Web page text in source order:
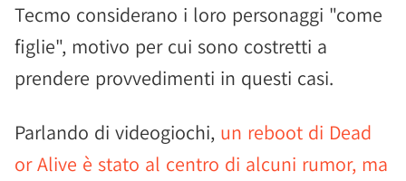
Tecmo considerano i loro personaggi "come
figlie", motivo per cui sono costretti a
prendere provvedimenti in questi casi.
Parlando di videogiochi, un reboot di Dead
or Alive è stato al centro di alcuni rumor, ma